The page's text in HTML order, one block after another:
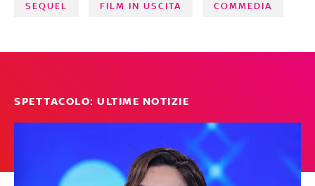
SEQUEL FILM IN USCITA COMMEDIA
SPETTACOLO: ULTIME NOTIZIE